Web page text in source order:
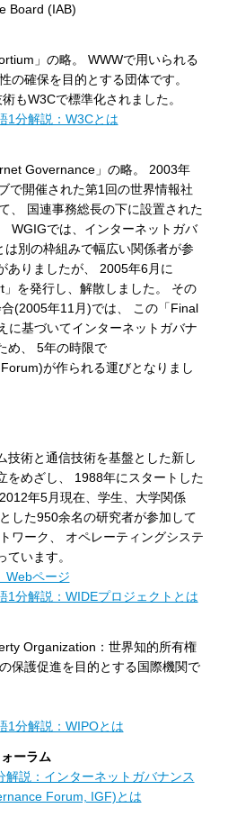
Board (IAB)
」の略。 WWWで用いられる
の確保を目的とする団体です。
もW3Cで標準化されました。
1分解説：W3Cとは
Governance」の略。 2003年
で開催された第1回の世界情報社
、 国連事務総長の下に設置された
WGIGでは、インターネットガバ
別の枠組みで幅広い関係者が参
ありましたが、 2005年6月に
」を発行し、解散しました。 その
(2005年11月)では、 この「Final
に基づいてインターネットガバナ
め、 5年の時限で
が作られる運びとなりまし
技術と通信技術を基盤とした新し
をめざし、 1988年にスタートした
年5月現在、学生、大学関係
した950余名の研究者が参加して
ワーク、 オペレーティングシステ
います。
Webページ
1分解説：WIDEプロジェクトとは
Organization：世界知的所有権
保護促進を目的とする国際機関で
1分解説：WIPOとは
ーラム
解説：インターネットガバナンス
Forum, IGF)とは